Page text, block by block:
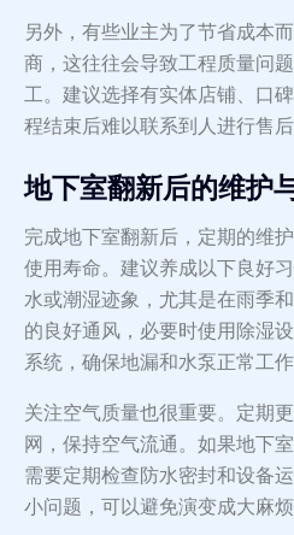
另外，有些业主为了节省成本
商，这往往会导致工程质量问
工。建议选择有实体店铺、口
程结束后难以联系到人进行售后
地下室翻新后的维护
完成地下室翻新后，定期的维
使用寿命。建议养成以下良好
水或潮湿迹象，尤其是在雨季
的良好通风，必要时使用除湿
系统，确保地漏和水泵正常工作
关注空气质量也很重要。定期
网，保持空气流通。如果地下
需要定期检查防水密封和设备
小问题，可以避免演变成大麻烦